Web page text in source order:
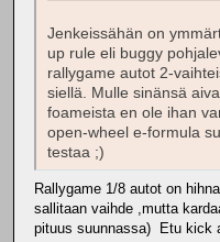
Jenkeissähän on
up rule eli buggy
rallygame autot 2-
siellä. Mulle sinänsä
foameista en ole ihan
open-wheel e-formula
testaa ;)
Rallygame 1/8 autot on
sallitaan vaihde ,mutta
pituus suunnassa) Etu kick